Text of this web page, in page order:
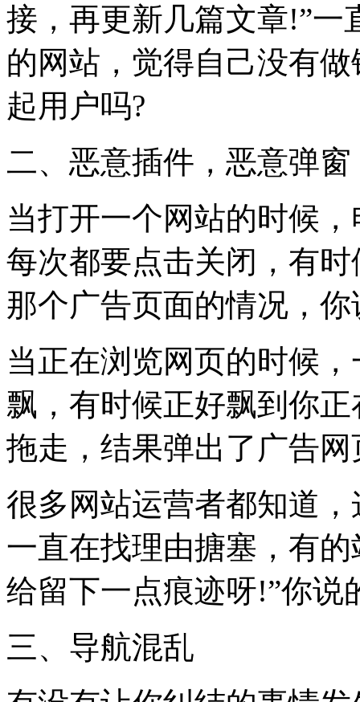
接，再更新几篇文章!”一
的网站，觉得自己没有
起用户吗?
二、恶意插件，恶意弹窗
当打开一个网站的时候
每次都要点击关闭，有
那个广告页面的情况，
当正在浏览网页的时候
飘，有时候正好飘到你
拖走，结果弹出了广告
很多网站运营者都知道
一直在找理由搪塞，有
给留下一点痕迹呀!”你说
三、导航混乱